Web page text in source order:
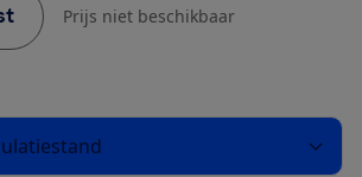
Prijs niet beschikbaar